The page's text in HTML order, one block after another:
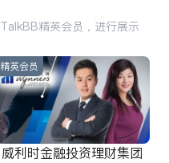
精英会员，进行展示
精英会员
威利时金融投资理财集团